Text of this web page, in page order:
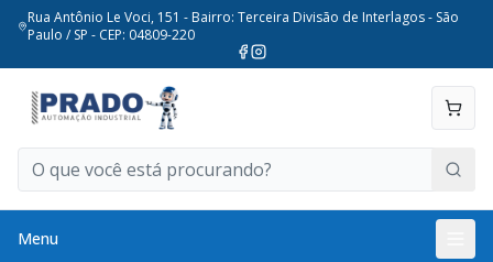
Rua Antônio Le Voci, 151 - Bairro: Terceira Divisão de Interlagos - São
Paulo / SP - CEP: 04809-220
Menu